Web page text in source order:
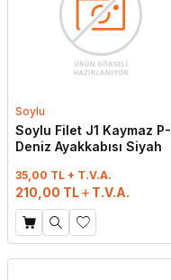
Soylu
Soylu Filet J1 Kaymaz
Deniz Ayakkabısı Siyah
35,00 TL + T.V.A.
210,00 TL T.V.A.